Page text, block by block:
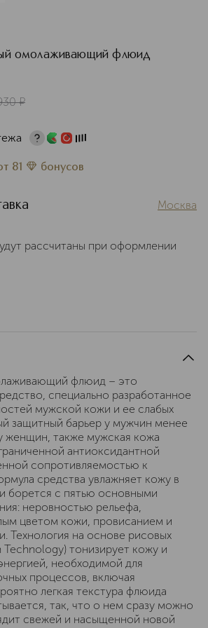
омолаживающий флюид
¤
81 бонусов
Москва
рассчитаны при оформлении
флюид – это
специально разработанное
мужской кожи и ее слабых
защитный барьер у мужчин менее
женщин, также мужская кожа
антиоксидантной
сопротивляемостью к
средства увлажняет кожу в
борется с пятью основными
неровностью рельефа,
цветом кожи, провисанием и
Технология на основе рисовых
Technology) тонизирует кожу и
необходимой для
процессов, включая
легкая текстура флюида
так, что о нем сразу можно
свежей и насыщенной новой